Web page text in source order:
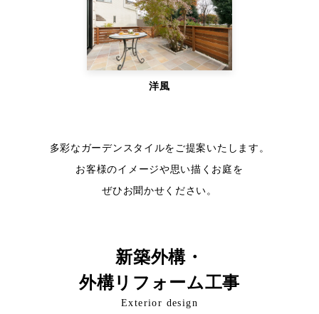
洋風
多彩なガーデンスタイルをご提案いたします。
お客様のイメージや思い描くお庭を
ぜひお聞かせください。
新築外構・
外構リフォーム工事
Exterior design